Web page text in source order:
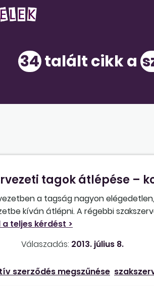
34 talált cikk a
tagok átlépése –
a tagság nagyon
kíván átlépni. A régebbi
átlép az új szakszervezetbe, akkor
igen. Sem mi, sem a munkavállalók
változatlan formában
Válaszadás: 2013. július 8.
szerződés megszűnése